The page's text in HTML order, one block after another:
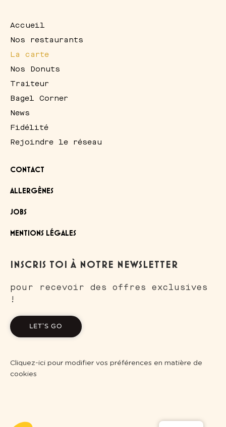
Accueil
Nos restaurants
La carte
Nos Donuts
Traiteur
Bagel Corner
News
Fidélité
Rejoindre le réseau
CONTACT
ALLERGÈNES
JOBS
MENTIONS LÉGALES
INSCRIS TOI À NOTRE NEWSLETTER
pour recevoir des offres exclusives
!
LET'S GO
Cliquez-ici pour modifier vos préférences en matière de
cookies